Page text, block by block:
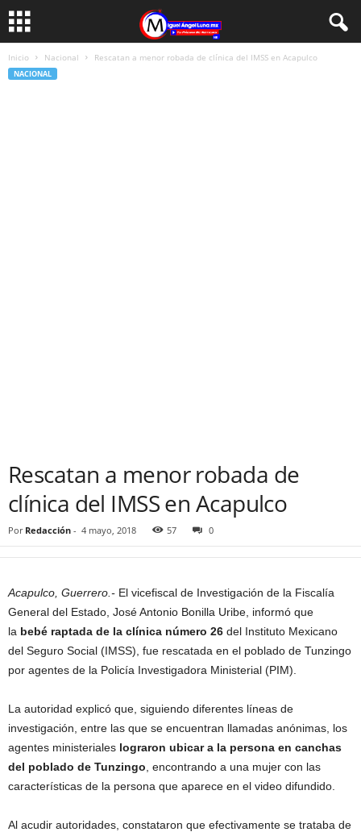
Inicio Nacional Rescatan a menor robada de clínica del IMSS en Acapulco
NACIONAL
Rescatan a menor robada de
clínica del IMSS en Acapulco
Por Redacción - 4 mayo, 2018 57 0
Acapulco, Guerrero.- El vicefiscal de Investigación de la Fiscalía
General del Estado, José Antonio Bonilla Uribe, informó que
la bebé raptada de la clínica número 26 del Instituto Mexicano
del Seguro Social (IMSS), fue rescatada en el poblado de Tunzingo
por agentes de la Policía Investigadora Ministerial (PIM).
La autoridad explicó que, siguiendo diferentes líneas de
investigación, entre las que se encuentran llamadas anónimas, los
agentes ministeriales lograron ubicar a la persona en canchas
del poblado de Tunzingo , encontrando a una mujer con las
características de la persona que aparece en el video difundido.
Al acudir autoridades, constataron que efectivamente se trataba de